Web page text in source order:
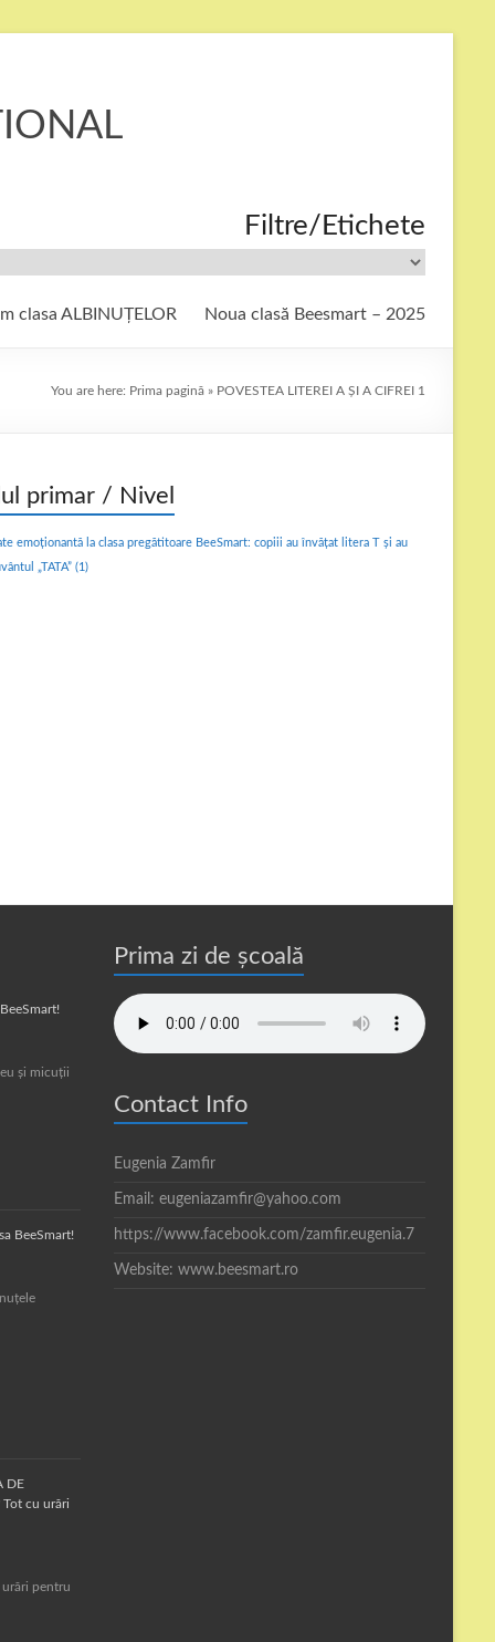
Filtre/Etichete
clasa ALBINUȚELOR Noua clasă Beesmart – 2025
You are here: Prima pagină » POVESTEA LITEREI A ȘI A CIFREI 1
primar / Nivel
emoționantă la clasa pregătitoare BeeSmart: copiii au învățat litera T și au
„TATA” (1)
și micuții
BeeSmart!
DE
Tot cu urări
pentru
Prima zi de școală
Contact Info
Eugenia Zamfir
Email: eugeniazamfir@yahoo.com
https://www.facebook.com/zamfir.eugenia.7
Website: www.beesmart.ro